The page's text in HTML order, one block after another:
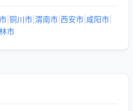
铜川市 渭南市 西安市 咸阳市
市